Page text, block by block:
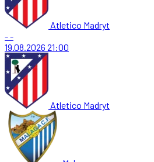
Atletico Madryt
--
19.08.2026 21:00
Atletico Madryt